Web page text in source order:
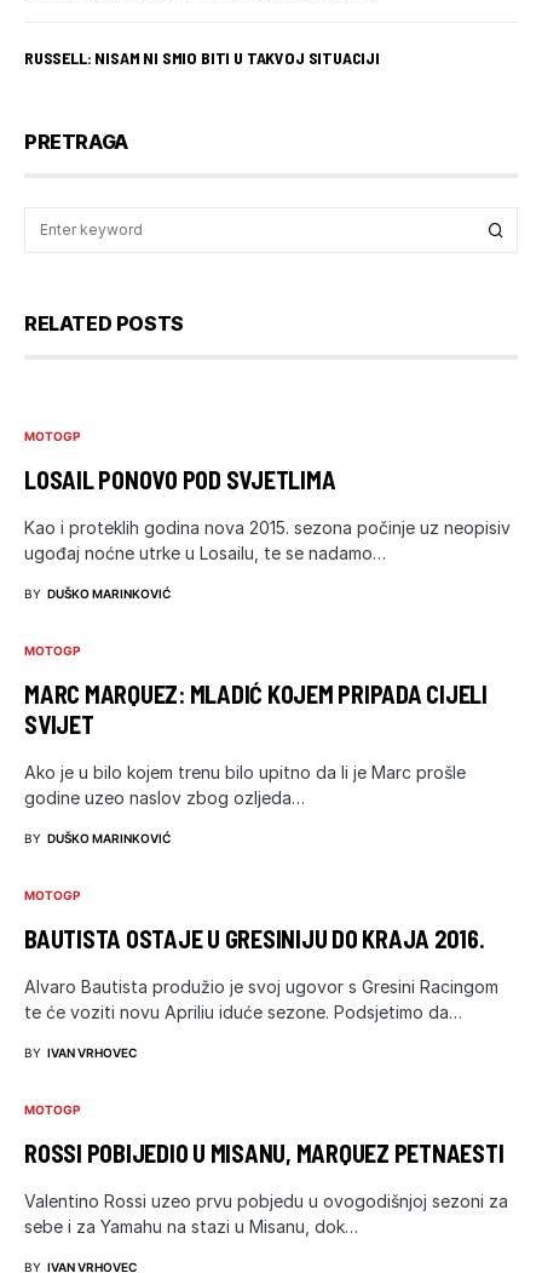
RUSSELL: NISAM NI SMIO BITI U TAKVOJ SITUACIJI
PRETRAGA
RELATED POSTS
MOTOGP
LOSAIL PONOVO POD SVJETLIMA
Kao i proteklih godina nova 2015. sezona počinje uz neopisiv
ugođaj noćne utrke u Losailu, te se nadamo…
BY DUŠKO MARINKOVIĆ
MOTOGP
MARC MARQUEZ: MLADIĆ KOJEM PRIPADA CIJELI
SVIJET
Ako je u bilo kojem trenu bilo upitno da li je Marc prošle
godine uzeo naslov zbog ozljeda…
BY DUŠKO MARINKOVIĆ
MOTOGP
BAUTISTA OSTAJE U GRESINIJU DO KRAJA 2016.
Alvaro Bautista produžio je svoj ugovor s Gresini Racingom
te će voziti novu Apriliu iduće sezone. Podsjetimo da…
BY IVAN VRHOVEC
MOTOGP
ROSSI POBIJEDIO U MISANU, MARQUEZ PETNAESTI
Valentino Rossi uzeo prvu pobjedu u ovogodišnjoj sezoni za
sebe i za Yamahu na stazi u Misanu, dok…
BY IVAN VRHOVEC